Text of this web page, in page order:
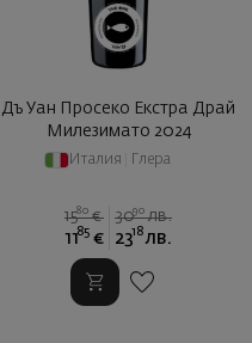
Дъ Уан Просеко Екстра Драй
Милезимато 2024
Италия Глера
1580 € 3090 лв.
1185 € 2318 лв.